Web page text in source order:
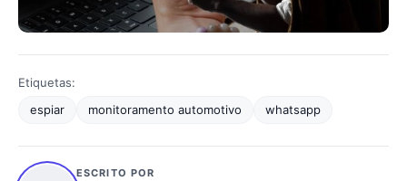
Etiquetas:
espiar
monitoramento automotivo whatsapp
ESCRITO POR